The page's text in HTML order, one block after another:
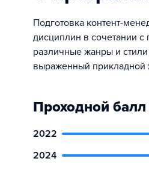
Подготовка контент-
дисциплин в сочетании
различные жанры и
выраженный прикладной
Проходной
2022
2024